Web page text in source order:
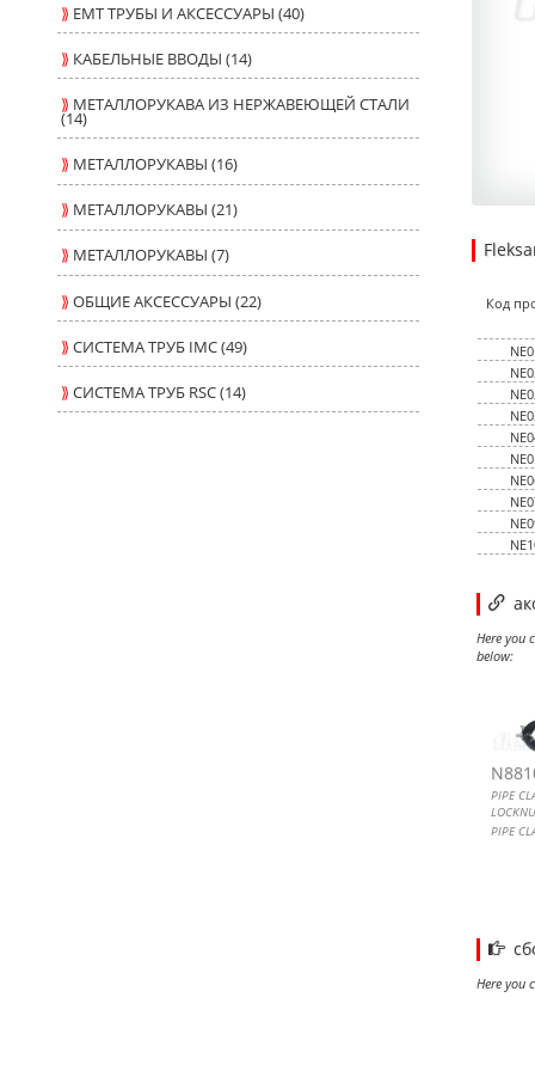
⟫ ЕМТ ТРУБЫ И АКСЕССУАРЫ (40)
⟫ КАБЕЛЬНЫЕ ВВОДЫ (14)
⟫ МЕТАЛЛОРУКАВА ИЗ НЕРЖАВЕЮЩЕЙ СТАЛИ
(14)
⟫ МЕТАЛЛОРУКАВЫ (16)
⟫ МЕТАЛЛОРУКАВЫ (21)
⟫ МЕТАЛЛОРУКАВЫ (7)
⟫ОБЩИЕ АКСЕССУАРЫ (22)
⟫СИСТЕМА ТРУБ IMC (49)
⟫СИСТЕМА ТРУБ RSC (14)
Код
Here you
below:
PIPE
PIPE
IMC
Here you